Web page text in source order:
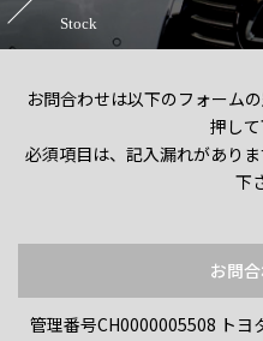
Stock
お問合わせは以下のフォーム
押して
必須項目は、記入漏れがあり
下
お問
管理番号CH0000005508 トヨ